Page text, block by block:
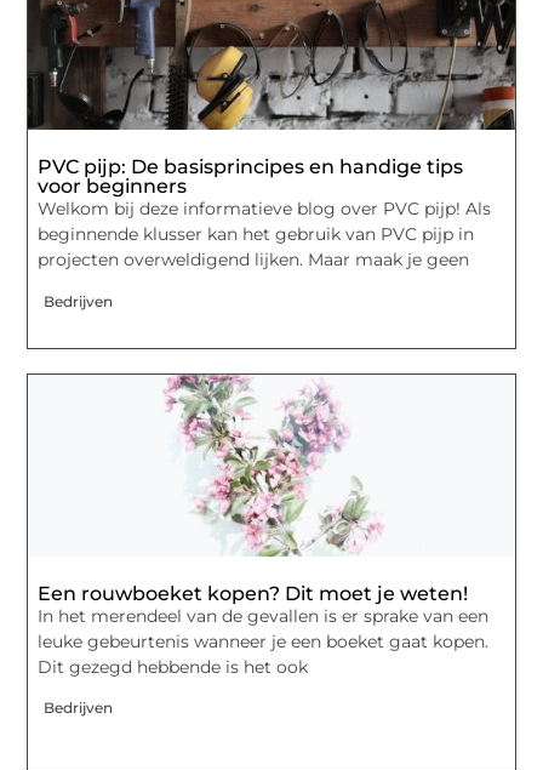
PVC pijp: De basisprincipes en handige tips
voor beginners
Welkom bij deze informatieve blog over PVC pijp! Als
beginnende klusser kan het gebruik van PVC pijp in
projecten overweldigend lijken. Maar maak je geen
Bedrijven
Een rouwboeket kopen? Dit moet je weten!
In het merendeel van de gevallen is er sprake van een
leuke gebeurtenis wanneer je een boeket gaat kopen.
Dit gezegd hebbende is het ook
Bedrijven